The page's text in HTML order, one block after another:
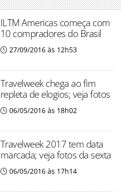
ILTM Americas começa com
10 compradores do Brasil
27/09/2016 às 12h53
Travelweek chega ao fim
repleta de elogios; veja fotos
06/05/2016 às 18h02
Travelweek 2017 tem data
marcada; veja fotos da sexta
06/05/2016 às 17h14